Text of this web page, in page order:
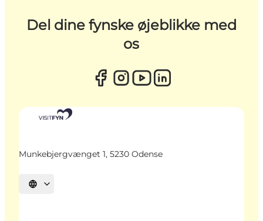
Del dine fynske øjeblikke med
os
Munkebjergvænget 1, 5230 Odense
Vælg sprog